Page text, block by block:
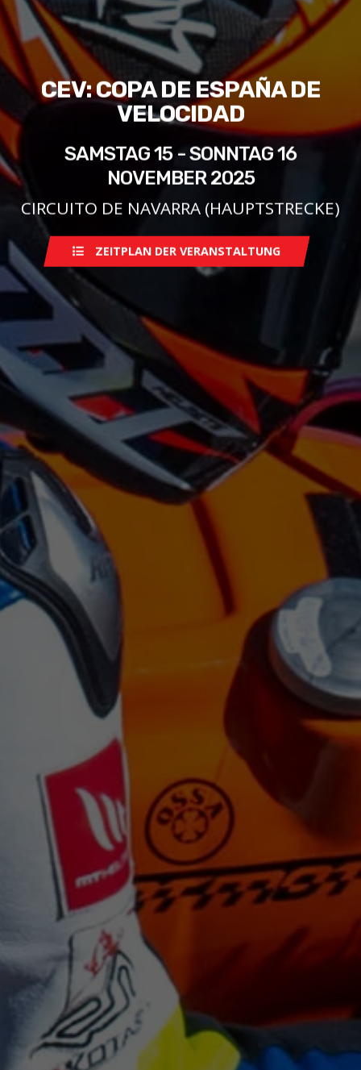
CEV: COPA DE ESPAÑA DE
VELOCIDAD
SAMSTAG 15 - SONNTAG 16
NOVEMBER 2025
CIRCUITO DE NAVARRA (HAUPTSTRECKE)
ZEITPLAN DER VERANSTALTUNG